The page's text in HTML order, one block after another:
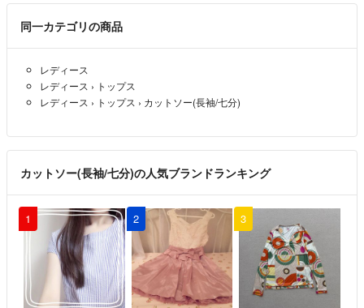
同一カテゴリの商品
レディース
レディース › トップス
レディース › トップス › カットソー(長袖/七分)
カットソー(長袖/七分)の人気ブランドランキング
1 2 3